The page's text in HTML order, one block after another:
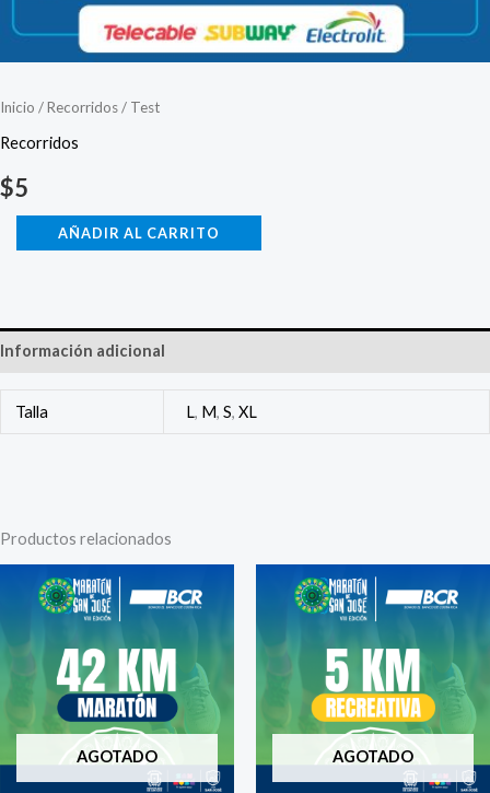
Inicio /Recorridos/ Test
Recorridos
$5
AÑADIR AL CARRITO
Información adicional
Talla L, M, S, XL
Productos relacionados
AGOTADO AGOTADO